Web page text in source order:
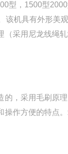
，1500型
机具有外形美
采用尼龙线绳
，采用毛刷原
作方便的特点